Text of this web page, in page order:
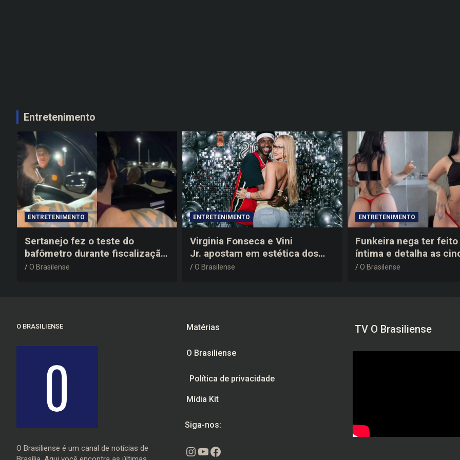
Entretenimento
ENTRETENIMENTO
Sertanejo fez o teste do
bafômetro durante fiscalização
na estrada, deu resultado
O Brasilense
ENTRETENIMENTO
Virginia Fonseca e Vini
Jr. apostam em estética dos
anos 2000 em festa de
O Brasilense
ENTRETENIMENTO
Funkeira nega ter
íntima e detalha as
plásticas que realizou
O Brasilense
O BRASILIENSE
O Brasiliense é um canal de notícias de
Matérias
O Brasiliense
Política de privacidade
Mídia Kit
Siga-nos:
Instagram
Youtube
Facebook
TV O Brasiliense